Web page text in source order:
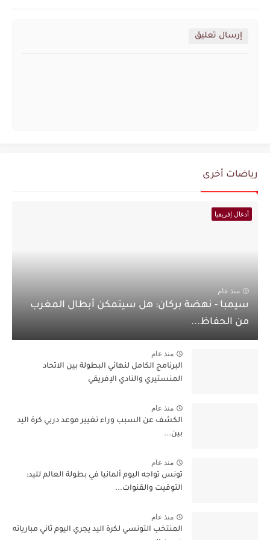
إرسال تعليق
رياضات أخرى
أدغال إفريقيا
منذ عام
سيمبا - نهضة بركان: هل سيتمكن أبطال المغرب
من الحفاظ...
منذ عام
البرنامج الكامل لنهائي البطولة بين الاتحاد
المنستيري والنادي الإفريقي
منذ عام
الكشف عن السبب وراء تغيير موعد دربي كرة اليد
بين...
منذ عام
تونس تواجه اليوم ألمانيا في بطولة العالم لليد:
التوقيت والقنوات...
منذ عام
المنتخب التونسي لكرة اليد يجري اليوم ثاني مبارياته